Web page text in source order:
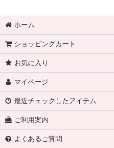
ホーム
ショッピングカート
お気に入り
マイページ
最近チェックしたアイテム
ご利用案内
よくあるご質問